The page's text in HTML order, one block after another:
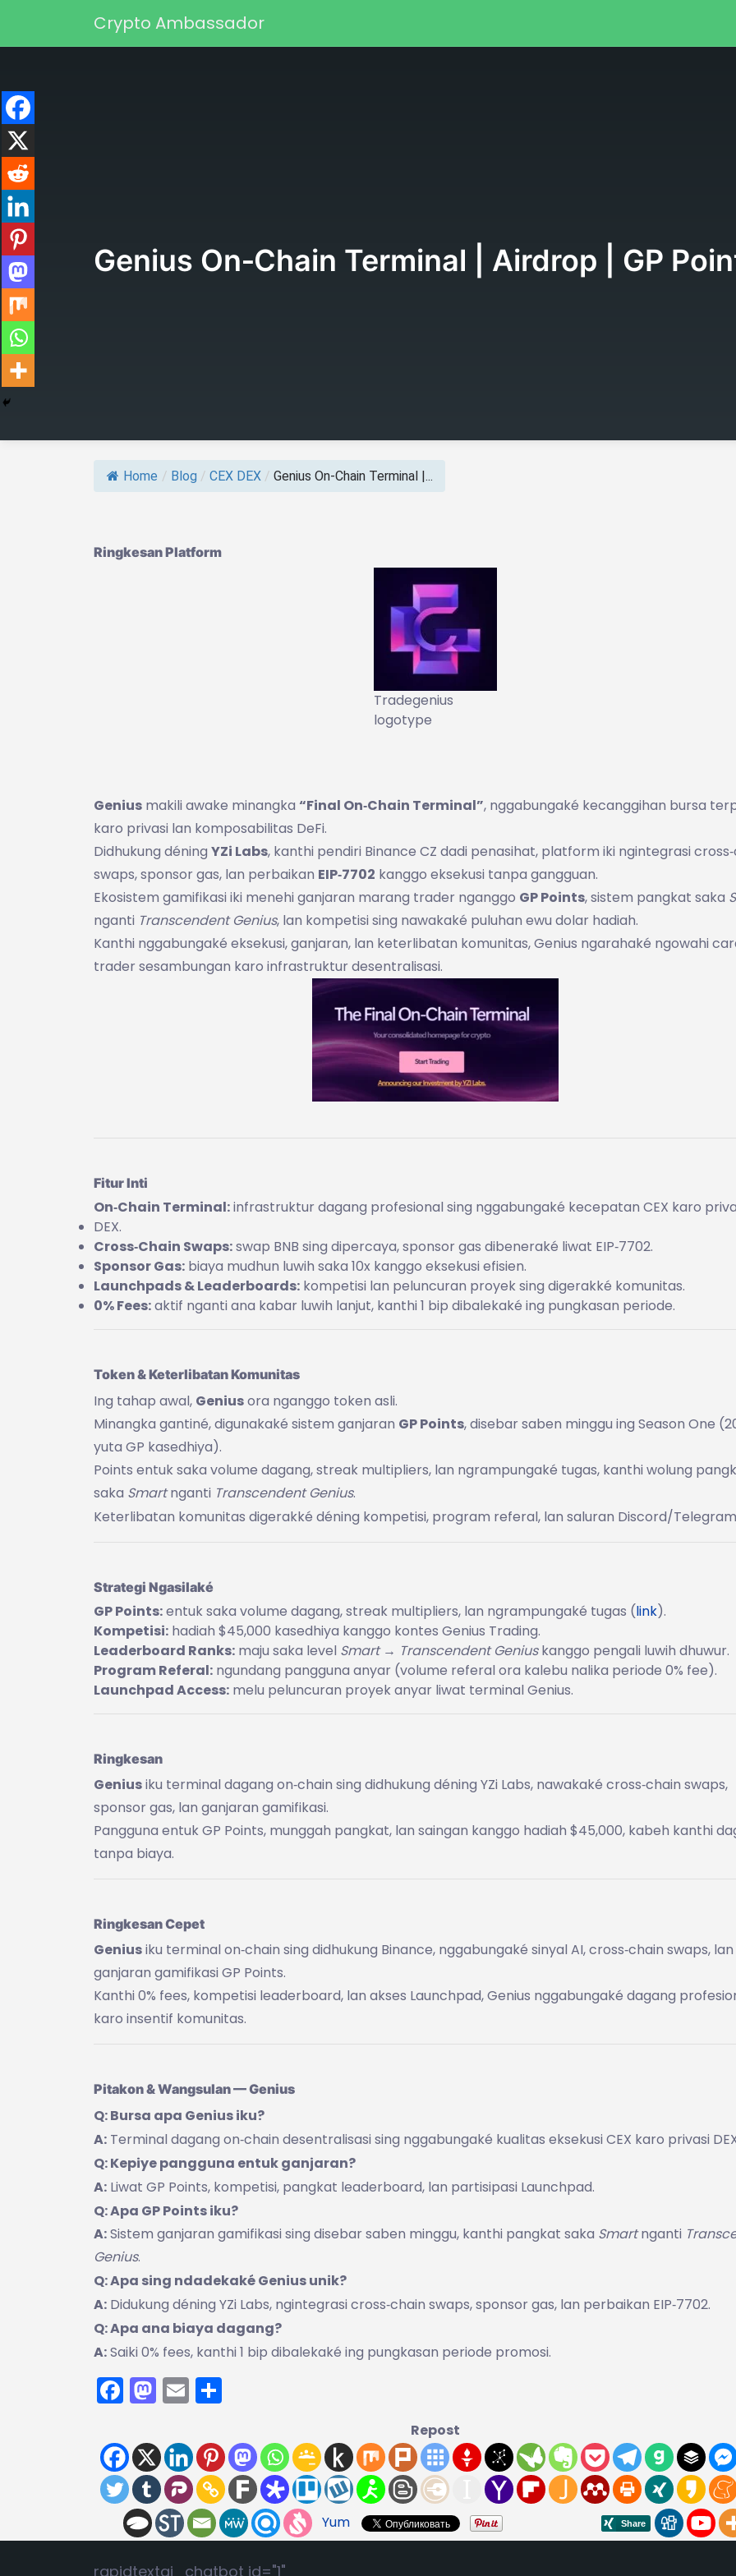
Main Navigation
Crypto Ambassador
Genius On‑Chain Terminal | Airdrop | GP
Home / Blog / CEX DEX / Genius On‑Chain Terminal |...
Ringkesan Platform
Tradegenius
logotype
Genius makili awake minangka “Final On‑Chain Terminal”, nggabungaké kecanggihan bursa
karo privasi lan komposabilitas DeFi.
Didhukung déning YZi Labs, kanthi pendiri Binance CZ dadi penasihat, platform iki ngintegrasi
swaps, sponsor gas, lan perbaikan EIP‑7702 kanggo eksekusi tanpa gangguan.
Ekosistem gamifikasi iki menehi ganjaran marang trader nganggo GP Points, sistem pangkat saka
nganti Transcendent Genius, lan kompetisi sing nawakaké puluhan ewu dolar hadiah.
Kanthi nggabungaké eksekusi, ganjaran, lan keterlibatan komunitas, Genius ngarahaké ngowahi
trader sesambungan karo infrastruktur desentralisasi.
Fitur Inti
On‑Chain Terminal:infrastruktur dagang profesional sing nggabungaké kecepatan CEX karo
DEX.
Cross‑Chain Swaps:swap BNB sing dipercaya, sponsor gas dibeneraké liwat EIP‑7702.
Sponsor Gas: biaya mudhun luwih saka 10x kanggo eksekusi efisien.
Launchpads & Leaderboards: kompetisi lan peluncuran proyek sing digerakké komunitas.
0% Fees:aktif nganti ana kabar luwih lanjut, kanthi 1 bip dibalekaké ing pungkasan periode.
Token & Keterlibatan Komunitas
Ing tahap awal, Geniusora nganggo token asli.
Minangka gantiné, digunakaké sistem ganjaran GP Points, disebar saben minggu ing Season One
yuta GP kasedhiya).
Points entuk saka volume dagang, streak multipliers, lan ngrampungaké tugas, kanthi wolung
saka Smartnganti Transcendent Genius.
Keterlibatan komunitas digerakké déning kompetisi, program referal, lan saluran Discord/
Strategi Ngasilaké
GP Points:entuk saka volume dagang, streak multipliers, lan ngrampungaké tugas (link).
Kompetisi: hadiah $45,000 kasedhiya kanggo kontes Genius Trading.
Leaderboard Ranks: maju saka level Smart → Transcendent Geniuskanggo pengali luwih dhuwur.
Program Referal: ngundang pangguna anyar (volume referal ora kalebu nalika periode 0% fee).
Launchpad Access: melu peluncuran proyek anyar liwat terminal Genius.
Ringkesan
Geniusiku terminal dagang on‑chain sing didhukung déning YZi Labs, nawakaké cross‑chain swaps,
sponsor gas, lan ganjaran gamifikasi.
Pangguna entuk GP Points, munggah pangkat, lan saingan kanggo hadiah $45,000, kabeh kanthi
tanpa biaya.
Ringkesan Cepet
Geniusiku terminal on‑chain sing didhukung Binance, nggabungaké sinyal AI, cross‑chain swaps, lan
ganjaran gamifikasi GP Points.
Kanthi 0% fees, kompetisi leaderboard, lan akses Launchpad, Genius nggabungaké dagang
karo insentif komunitas.
Pitakon & Wangsulan — Genius
Q: Bursa apa Genius iku?
A: Terminal dagang on‑chain desentralisasi sing nggabungaké kualitas eksekusi CEX karo privasi
Q: Kepiye pangguna entuk ganjaran?
A: Liwat GP Points, kompetisi, pangkat leaderboard, lan partisipasi Launchpad.
Q: Apa GP Points iku?
A:Sistem ganjaran gamifikasi sing disebar saben minggu, kanthi pangkat saka Smartnganti
Genius.
Q: Apa sing ndadekaké Genius unik?
A: Didukung déning YZi Labs, ngintegrasi cross‑chain swaps, sponsor gas, lan perbaikan EIP‑7702.
Q: Apa ana biaya dagang?
A:Saiki 0% fees, kanthi 1 bip dibalekaké ing pungkasan periode promosi.
Facebook
Mastodon
Email
Repost
Yum
rapidtextai_chatbot id="1"